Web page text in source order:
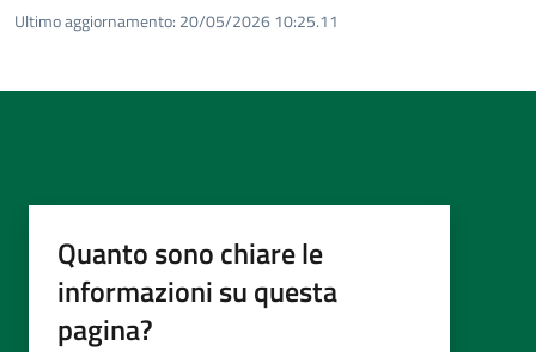
Ultimo aggiornamento: 20/05/2026 10:25.11
Quanto sono chiare le
informazioni su questa
pagina?